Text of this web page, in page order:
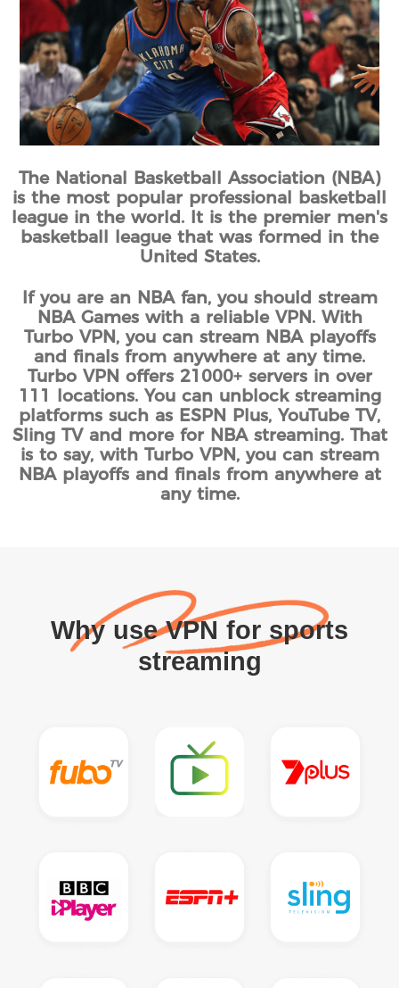
The National Basketball Association (NBA)
is the most popular professional basketball
league in the world. It is the premier men's
basketball league that was formed in the
United States.
If you are an NBA fan, you should stream
NBA Games with a reliable VPN. With
Turbo VPN, you can stream NBA playoffs
and finals from anywhere at any time.
Turbo VPN offers 21000+ servers in over
111 locations. You can unblock streaming
platforms such as ESPN Plus, YouTube TV,
Sling TV and more for NBA streaming. That
is to say, with Turbo VPN, you can stream
NBA playoffs and finals from anywhere at
any time.
Why use VPN for sports
streaming